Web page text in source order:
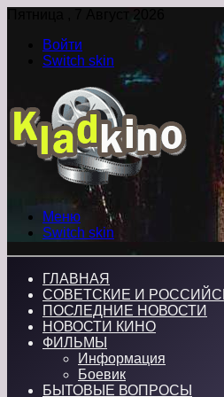
Пятница , 7 Август 2026
Войти
Switch skin
Меню
Switch skin
ГЛАВНАЯ
СОВЕТСКИЕ И
ПОСЛЕДНИЕ НОВОСТИ
НОВОСТИ КИНО
ФИЛЬМЫ
Информация
Боевик
БЫТОВЫЕ ВОПРОСЫ